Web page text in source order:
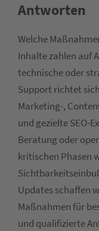
Antworten
Welche
Inhalte zahlen auf
technische oder
Support richtet
Marketing-,
und gezielte SEO-
Beratung oder
kritischen Phasen
Updates schaffen
Maßnahmen für
und qualifizierte